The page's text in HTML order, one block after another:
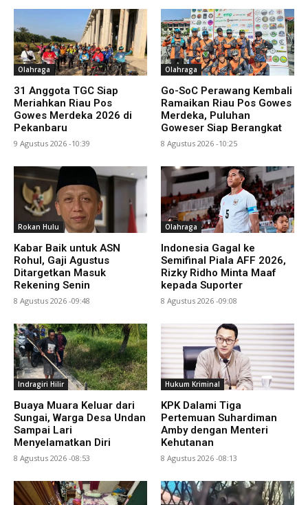
Olahraga
31 Anggota TGC Siap
Meriahkan Riau Pos
Gowes Merdeka 2026 di
Pekanbaru
9 Agustus 2026 -10:39
Olahraga
Go-SoC Perawang Kembali
Ramaikan Riau Pos Gowes
Merdeka, Puluhan
Goweser Siap Berangkat
8 Agustus 2026 -10:25
Rokan Hulu
Kabar Baik untuk ASN
Rohul, Gaji Agustus
Ditargetkan Masuk
Rekening Senin
8 Agustus 2026 -09:48
Olahraga
Indonesia Gagal ke
Semifinal Piala AFF 2026,
Rizky Ridho Minta Maaf
kepada Suporter
8 Agustus 2026 -09:08
Indragiri Hilir
Buaya Muara Keluar dari
Sungai, Warga Desa Undan
Sampai Lari
Menyelamatkan Diri
8 Agustus 2026 -08:53
Hukum Kriminal
KPK Dalami Tiga
Pertemuan Suhardiman
Amby dengan Menteri
Kehutanan
8 Agustus 2026 -08:13